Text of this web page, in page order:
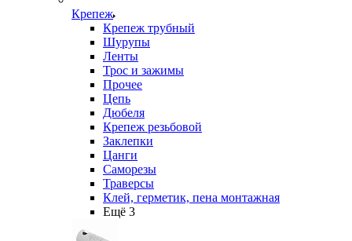
Крепеж
Крепеж трубный
Шурупы
Ленты
Трос и зажимы
Прочее
Цепь
Дюбеля
Крепеж резьбовой
Заклепки
Цанги
Саморезы
Траверсы
Клей, герметик, пена монтажная
Ещё 3